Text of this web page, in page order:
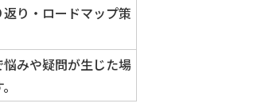
り・ロードマップ策
みや疑問が生じた場